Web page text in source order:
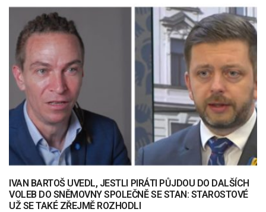
IVAN BARTOŠ UVEDL, JESTLI PIRÁTI PŮJDOU DO DALŠÍCH
VOLEB DO SNĚMOVNY SPOLEČNĚ SE STAN: STAROSTOVÉ
UŽ SE TAKÉ ZŘEJMĚ ROZHODLI